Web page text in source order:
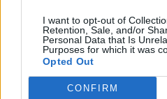
I want to opt-out of
Retention, Sale, and/or
Personal Data that Is
Purposes for which it was
Opted Out
CONFIRM
Το νέο "Ευρωβαρόμετρο"
την αντίφαση. Oι πολίτες που
ακρίβεια και
πιο δυνατή, πιο παρούσα Ευ